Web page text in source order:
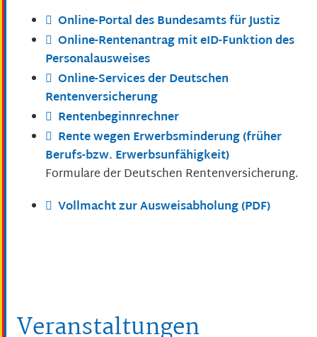
Online-Portal des Bundesamts für Justiz
Online-Rentenantrag mit eID-Funktion des
Personalausweises
Online-Services der Deutschen
Rentenversicherung
Rentenbeginnrechner
Rente wegen Erwerbsminderung (früher
Berufs-bzw. Erwerbsunfähigkeit)
Formulare der Deutschen Rentenversicherung.
Vollmacht zur Ausweisabholung (PDF)
Veranstaltungen